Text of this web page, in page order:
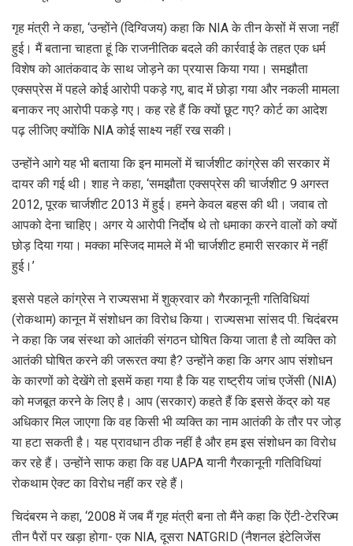
गृह मंत्री ने कहा, ‘उन्होंने (दिग्विजय) कहा कि NIA के तीन केसों में सजा नहीं
हुई। मैं बताना चाहता हूं कि राजनीतिक बदले की कार्रवाई के तहत एक धर्म
विशेष को आतंकवाद के साथ जोड़ने का प्रयास किया गया। समझौता
एक्सप्रेस में पहले कोई आरोपी पकड़े गए, बाद में छोड़ा गया और नकली मामला
बनाकर नए आरोपी पकड़े गए। कह रहे हैं कि क्यों छूट गए? कोर्ट का आदेश
पढ़ लीजिए क्योंकि NIA कोई साक्ष्य नहीं रख सकी।
उन्होंने आगे यह भी बताया कि इन मामलों में चार्जशीट कांग्रेस की सरकार में
दायर की गई थी। शाह ने कहा, ‘समझौता एक्सप्रेस की चार्जशीट 9 अगस्त
2012, पूरक चार्जशीट 2013 में हुई। हमने केवल बहस की थी। जवाब तो
आपको देना चाहिए। अगर ये आरोपी निर्दोष थे तो धमाका करने वालों को क्यों
छोड़ दिया गया। मक्का मस्जिद मामले में भी चार्जशीट हमारी सरकार में नहीं
हुई।’
इससे पहले कांग्रेस ने राज्यसभा में शुक्रवार को गैरकानूनी गतिविधियां
(रोकथाम) कानून में संशोधन का विरोध किया। राज्यसभा सांसद पी. चिदंबरम
ने कहा कि जब संस्था को आतंकी संगठन घोषित किया जाता है तो व्यक्ति को
आतंकी घोषित करने की जरूरत क्या है? उन्होंने कहा कि अगर आप संशोधन
के कारणों को देखेंगे तो इसमें कहा गया है कि यह राष्ट्रीय जांच एजेंसी (NIA)
को मजबूत करने के लिए है। आप (सरकार) कहते हैं कि इससे केंद्र को यह
अधिकार मिल जाएगा कि वह किसी भी व्यक्ति का नाम आतंकी के तौर पर जोड़
या हटा सकती है। यह प्रावधान ठीक नहीं है और हम इस संशोधन का विरोध
कर रहे हैं। उन्होंने साफ कहा कि वह UAPA यानी गैरकानूनी गतिविधियां
रोकथाम ऐक्ट का विरोध नहीं कर रहे हैं।
चिदंबरम ने कहा, ‘2008 में जब मैं गृह मंत्री बना तो मैंने कहा कि ऐंटी-टेररिज्म
तीन पैरों पर खड़ा होगा- एक NIA, दूसरा NATGRID (नैशनल इंटेलिजेंस